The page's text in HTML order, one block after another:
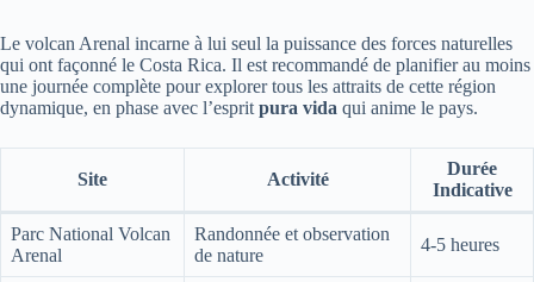
Le volcan Arenal incarne à lui seul la puissance des forces naturelles
qui ont façonné le Costa Rica. Il est recommandé de planifier au moins
une journée complète pour explorer tous les attraits de cette région
dynamique, en phase avec l’esprit pura vida qui anime le pays.
Site Activité
Durée
Indicative
Parc National Volcan
Arenal
Randonnée et observation
de nature
4-5 heures